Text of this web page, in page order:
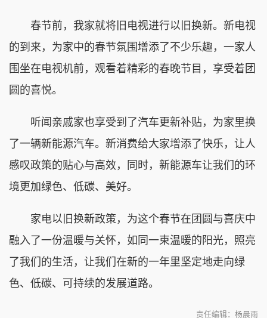
春节前，我家就将旧电视进行以旧换新。新电视
的到来，为家中的春节氛围增添了不少乐趣，一家人
围坐在电视机前，观看着精彩的春晚节目，享受着团
圆的喜悦。
听闻亲戚家也享受到了汽车更新补贴，为家里换
了一辆新能源汽车。新消费给大家增添了快乐，让人
感叹政策的贴心与高效，同时，新能源车让我们的环
境更加绿色、低碳、美好。
家电以旧换新政策，为这个春节在团圆与喜庆中
融入了一份温暖与关怀，如同一束温暖的阳光，照亮
了我们的生活，让我们在新的一年里坚定地走向绿
色、低碳、可持续的发展道路。
责任编辑：杨晨雨